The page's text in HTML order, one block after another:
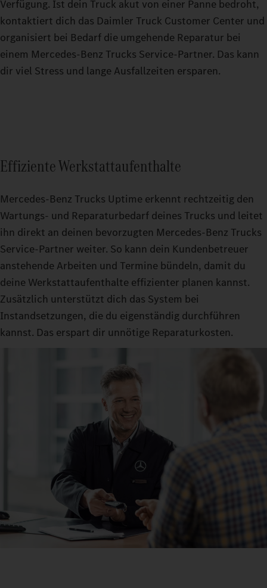
Verfügung. Ist dein Truck akut von einer Panne bedroht,
kontaktiert dich das Daimler Truck Customer Center und
organisiert bei Bedarf die umgehende Reparatur bei
einem Mercedes‑Benz Trucks Service‑Partner. Das kann
dir viel Stress und lange Ausfallzeiten ersparen.
Effiziente Werkstattaufenthalte
Mercedes‑Benz Trucks Uptime erkennt rechtzeitig den
Wartungs- und Reparaturbedarf deines Trucks und leitet
ihn direkt an deinen bevorzugten Mercedes‑Benz Trucks
Service‑Partner weiter. So kann dein Kundenbetreuer
anstehende Arbeiten und Termine bündeln, damit du
deine Werkstattaufenthalte effizienter planen kannst.
Zusätzlich unterstützt dich das System bei
Instandsetzungen, die du eigenständig durchführen
kannst. Das erspart dir unnötige Reparaturkosten.